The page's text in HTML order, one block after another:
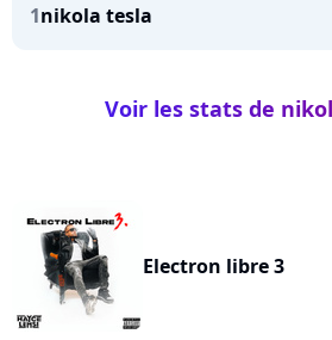
1nikola tesla
Voir les stats de
Electron libre 3